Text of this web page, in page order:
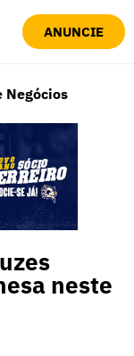
ANUNCIE
Negócios
neste